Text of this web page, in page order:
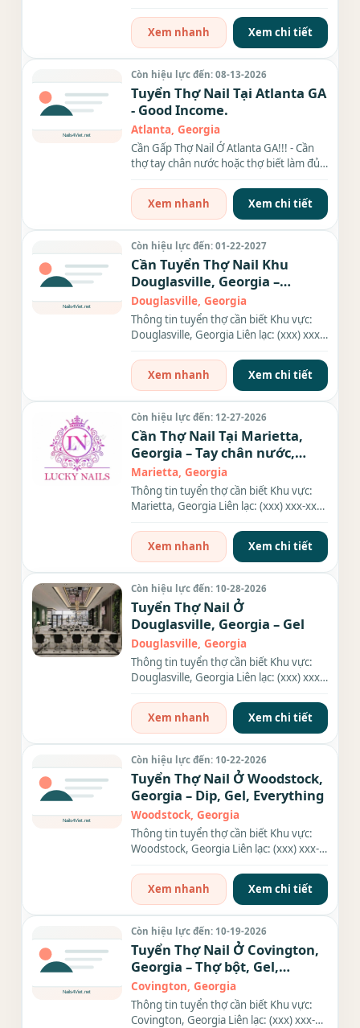
Xem nhanh
Xem chi tiết
Còn hiệu lực đến: 08-13-2026
Tuyển Thợ Nail Tại Atlanta GA
- Good Income.
Atlanta, Georgia
Cần Gấp Thợ Nail Ở Atlanta GA!!! - Cần
thợ tay chân nước hoặc thợ biết làm đủ
Xem nhanh
Xem chi tiết
Còn hiệu lực đến: 01-22-2027
Cần Tuyển Thợ Nail Khu
Douglasville, Georgia –
Everything
Douglasville, Georgia
Thông tin tuyển thợ cần biết Khu vực:
Douglasville, Georgia Liên lạc: (xxx) xxx-
Xem nhanh
Xem chi tiết
Còn hiệu lực đến: 12-27-2026
Cần Thợ Nail Tại Marietta,
Georgia – Tay chân nước,
Everything
Marietta, Georgia
Thông tin tuyển thợ cần biết Khu vực:
Marietta, Georgia Liên lạc: (xxx) xxx-xxxx
Xem nhanh
Xem chi tiết
Còn hiệu lực đến: 10-28-2026
Tuyển Thợ Nail Ở
Douglasville, Georgia – Gel
Douglasville, Georgia
Thông tin tuyển thợ cần biết Khu vực:
Douglasville, Georgia Liên lạc: (xxx) xxx-
Xem nhanh
Xem chi tiết
Còn hiệu lực đến: 10-22-2026
Tuyển Thợ Nail Ở Woodstock,
Georgia – Dip, Gel, Everything
Woodstock, Georgia
Thông tin tuyển thợ cần biết Khu vực:
Woodstock, Georgia Liên lạc: (xxx) xxx-
Xem nhanh
Xem chi tiết
Còn hiệu lực đến: 10-19-2026
Tuyển Thợ Nail Ở Covington,
Georgia – Thợ bột, Gel,
Everything
Covington, Georgia
Thông tin tuyển thợ cần biết Khu vực:
Covington, Georgia Liên lạc: (xxx) xxx-